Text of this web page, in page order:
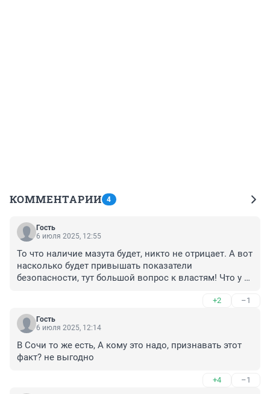
КОММЕНТАРИИ 4
Гость
6 июля 2025, 12:55
То что наличие мазута будет, никто не отрицает. А вот
насколько будет привышать показатели
безопасности, тут большой вопрос к властям! Что у
Скорей всего второе...
+2 –1
Гость
6 июля 2025, 12:14
В Сочи то же есть, А кому это надо, признавать этот
факт? не выгодно
+4 –1